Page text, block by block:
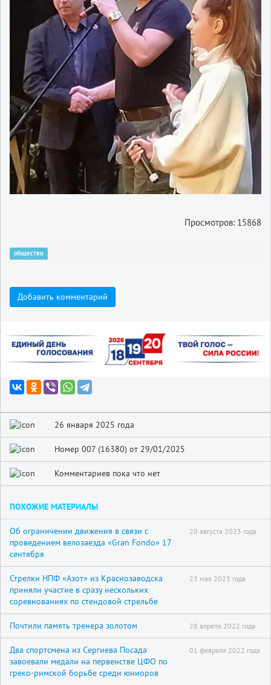
Просмотров: 15868
общество
Добавить комментарий
26 января 2025 года
Номер 007 (16380) от 29/01/2025
Комментариев пока что нет
ПОХОЖИЕ МАТЕРИАЛЫ
Об ограничении движения в связи с
проведением велозаезда «Gran Fondo» 17
сентября
20 августа 2023 года
Стрелки НПФ «Азот» из Краснозаводска
приняли участие в сразу нескольких
соревнованиях по стендовой стрельбе
23 мая 2023 года
Почтили память тренера золотом 28 апреля 2022 года
Два спортсмена из Сергиева Посада
завоевали медали на первенстве ЦФО по
греко-римской борьбе среди юниоров
01 февраля 2022 года